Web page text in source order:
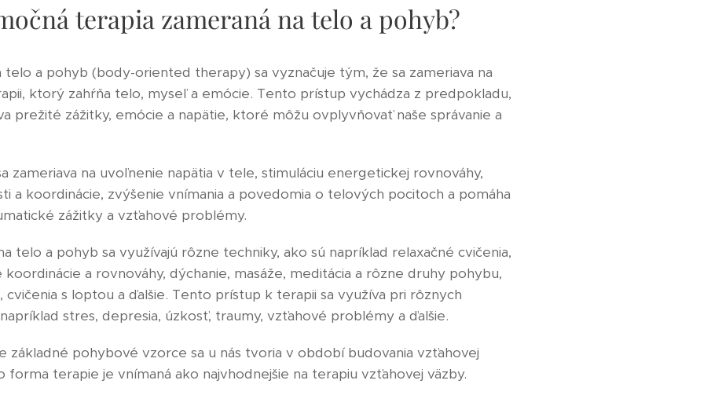
terapia zameraná na telo a pohyb?
telo a pohyb (body-oriented therapy) sa vyznačuje tým, že sa zameriava na
ktorý zahŕňa telo, myseľ a emócie. Tento prístup vychádza z predpokladu,
prežité zážitky, emócie a napätie, ktoré môžu ovplyvňovať naše správanie a
zameriava na uvoľnenie napätia v tele, stimuláciu energetickej rovnováhy,
a koordinácie, zvýšenie vnímania a povedomia o telových pocitoch a pomáha
zážitky a vzťahové problémy.
telo a pohyb sa využívajú rôzne techniky, ako sú napríklad relaxačné cvičenia,
koordinácie a rovnováhy, dýchanie, masáže, meditácia a rôzne druhy pohybu,
cvičenia s loptou a ďalšie. Tento prístup k terapii sa využíva pri rôznych
stres, depresia, úzkosť, traumy, vzťahové problémy a ďalšie.
základné pohybové vzorce sa u nás tvoria v období budovania vzťahovej
terapie je vnímaná ako najvhodnejšie na terapiu vzťahovej väzby.